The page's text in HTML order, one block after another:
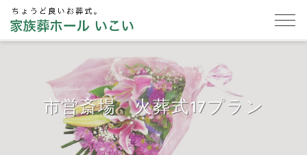
市営斎場 火葬式17プラン